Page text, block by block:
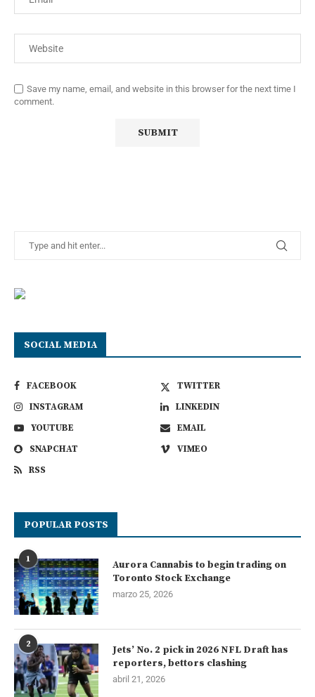
Save my name, email, and website in this browser for the next time I
comment.
SOCIAL MEDIA
FACEBOOK
TWITTER
INSTAGRAM
LINKEDIN
YOUTUBE
EMAIL
SNAPCHAT
VIMEO
RSS
POPULAR POSTS
1
Aurora Cannabis to begin trading on
Toronto Stock Exchange
marzo 25, 2026
2
Jets’ No. 2 pick in 2026 NFL Draft has
reporters, bettors clashing
abril 21, 2026